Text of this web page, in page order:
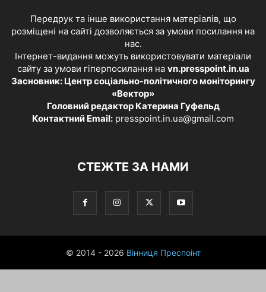
Передрук та інше використання матеріалів, що
розміщені на сайті дозволяється за умови посилання на
нас.
Інтернет-видання можуть використовувати матеріали
сайту за умови гіперпосилання на vn.presspoint.in.ua
Засновник: Центр соціально-політичного моніторингу
«Вектор»
Головний редактор Катерина Гуфельд
Контактний Email: presspoint.in.ua@gmail.com
СТЕЖТЕ ЗА НАМИ
© 2014 - 2026 Вінниця Преспоінт